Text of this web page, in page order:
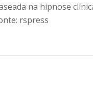
na hipnose
rspress